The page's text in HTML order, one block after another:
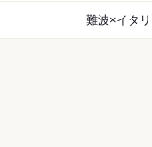
難波×イタ